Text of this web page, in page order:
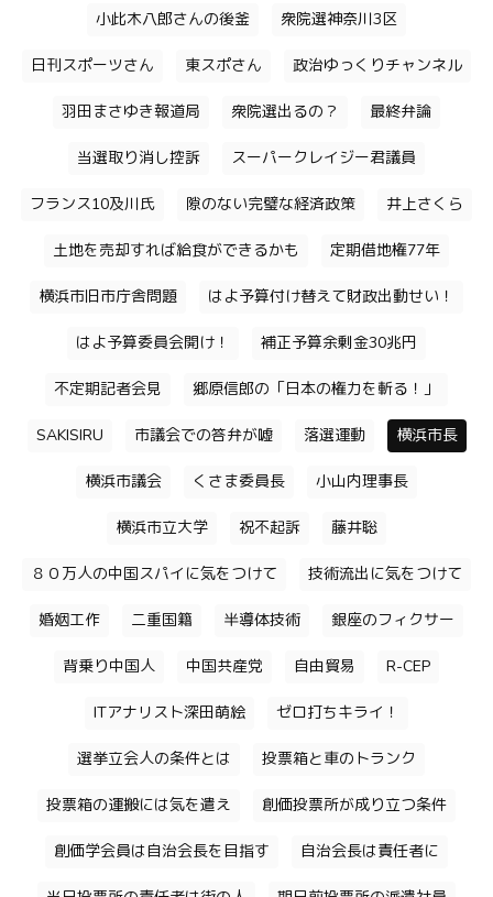
小此木八郎さんの後釜 衆院選神奈川3区
日刊スポーツさん 東スポさん 政治ゆっくりチャンネル
羽田まさゆき報道局 衆院選出るの？ 最終弁論
当選取り消し控訴 スーパークレイジー君議員
フランス10及川氏 隙のない完璧な経済政策 井上さくら
土地を売却すれば給食ができるかも 定期借地権77年
横浜市旧市庁舎問題 はよ予算付け替えて財政出動せい！
はよ予算委員会開け！ 補正予算余剰金30兆円
不定期記者会見 郷原信郎の「日本の権力を斬る！」
SAKISIRU 市議会での答弁が嘘 落選運動 横浜市長
横浜市議会 くさま委員長 小山内理事長
横浜市立大学 祝不起訴 藤井聡
８０万人の中国スパイに気をつけて 技術流出に気をつけて
婚姻工作 二重国籍 半導体技術 銀座のフィクサー
背乗り中国人 中国共産党 自由貿易 R-CEP
ITアナリスト深田萌絵 ゼロ打ちキライ！
選挙立会人の条件とは 投票箱と車のトランク
投票箱の運搬には気を遣え 創価投票所が成り立つ条件
創価学会員は自治会長を目指す 自治会長は責任者に